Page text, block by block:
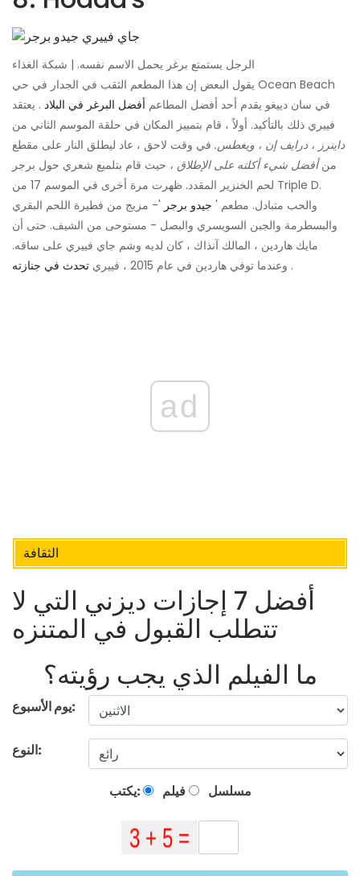
الرجل يستمتع برغر يحمل الاسم نفسه. | شبكة الغذاء
يقول البعض إن هذا المطعم الثقب في الجدار في حي Ocean Beach
في سان دييغو يقدم أحد أفضل المطاعم أفضل البرغر في البلاد . يعتقد
فييري ذلك بالتأكيد. أولاً ، قام بتمييز المكان في حلقة الموسم الثاني من
داينرز ، درايف إن ، ويغطس. في وقت لاحق ، عاد ليطلق النار على مقطع
منأفضل شيء أكلته على الإطلاق ، حيث قام بتلميع شعري حول برجر
لحم الخنزير المقدد. ظهرت مرة أخرى في الموسم 17 من Triple D.
والحب متبادل. مطعم ' جيدو برجر '- مزيج من فطيرة اللحم البقري
والبسطرمة والجبن السويسري والبصل - مستوحى من الشيف. حتى أن
مايك هاردين ، المالك آنذاك ، كان لديه وشم جاي فييري على ساقه.
وعندما توفي هاردين في عام 2015 ، فييري
تحدث في جنازته .
ad
الثقافة
أفضل 7 إجازات ديزني التي لا
تتطلب القبول في المتنزه
ما الفيلم الذي يجب رؤيته؟
يوم الأسبوع:
النوع:
يكتب: فيلم مسلسل